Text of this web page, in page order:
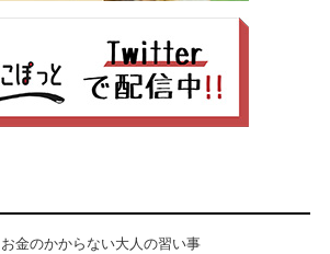
お金のかからない大人の習い事